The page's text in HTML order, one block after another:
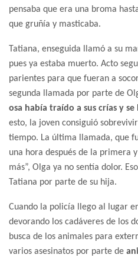
pensaba que era una broma
que gruñía y masticaba.
Tatiana, enseguida llamó a su
pues ya estaba muerto. Acto
parientes para que fueran a
segunda llamada por parte de
osa había traído a sus crías y
esto, la joven consiguió
tiempo. La última llamada, que
una hora después de la primera
más”, Olga ya no sentía dolor.
Tatiana por parte de su hija.
Cuando la policía llego al lugar
devorando los cadáveres de los
busca de los animales para
varios asesinatos por parte de